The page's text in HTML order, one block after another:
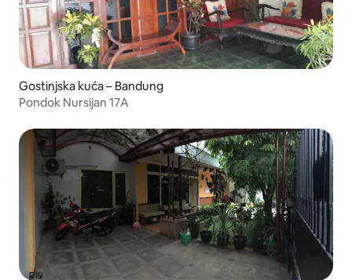
Gostinjska kuća – Bandung
Pondok Nursijan 17A